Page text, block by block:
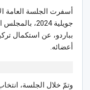
جويلية 2024،
بباردو، عن استكمال
أعضائه.
وتمّ خلال الجلسة،